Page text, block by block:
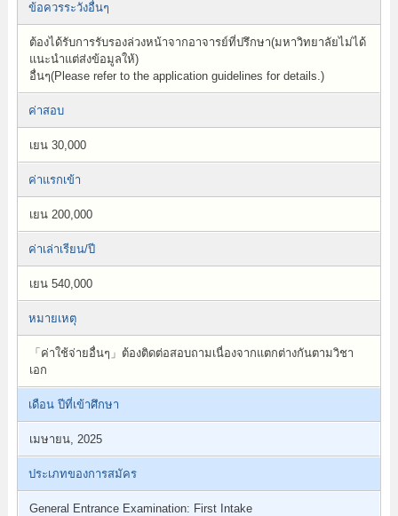
ข้อควรระวังอื่นๆ
ต้องได้รับการรับรองล่วงหน้าจากอาจารย์ที่ปรึกษา(มหาวิทยาลัยไม่ได้
แนะนำแต่ส่งข้อมูลให้)
อื่นๆ(Please refer to the application guidelines for details.)
ค่าสอบ
เยน 30,000
ค่าแรกเข้า
เยน 200,000
ค่าเล่าเรียน/ปี
เยน 540,000
หมายเหตุ
「ค่าใช้จ่ายอื่นๆ」ต้องติดต่อสอบถามเนื่องจากแตกต่างกันตามวิชา
เอก
เดือน ปีที่เข้าศึกษา
เมษายน, 2025
ประเภทของการสมัคร
General Entrance Examination: First Intake